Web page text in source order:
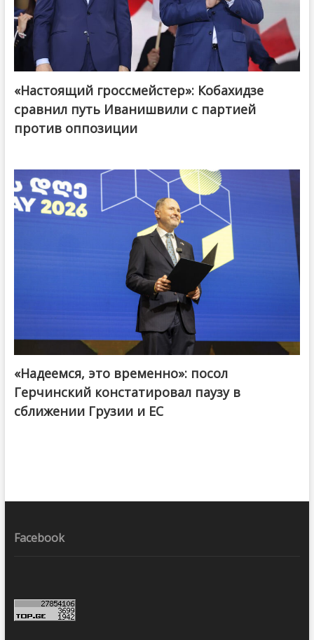
@ქართული ოცნება / Georgian Dream
«Настоящий гроссмейстер»: Кобахидзе
сравнил путь Иванишвили с партией
против оппозиции
«Надеемся, это временно»: посол
Герчинский констатировал паузу в
сближении Грузии и ЕС
Facebook